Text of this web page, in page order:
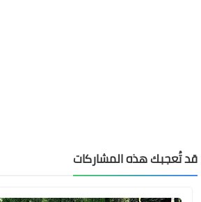
قد تُعجبك هذه المشاركات